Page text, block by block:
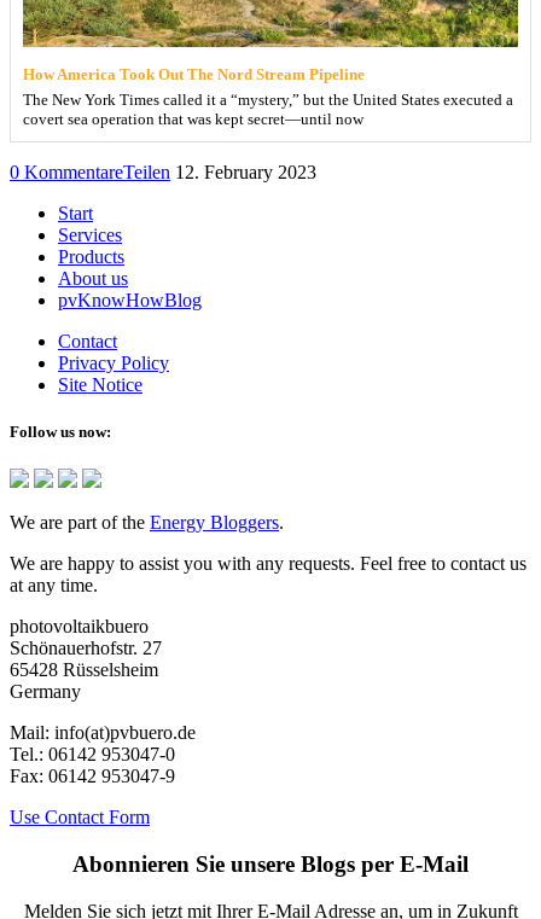
How America Took Out The Nord Stream Pipeline
The New York Times called it a “mystery,” but the United States executed a
covert sea operation that was kept secret—until now
0 KommentareTeilen 12. February 2023
Start
Services
Products
About us
pvKnowHowBlog
Contact
Privacy Policy
Site Notice
Follow us now:
We are part of the Energy Bloggers.
We are happy to assist you with any requests. Feel free to contact us
at any time.
photovoltaikbuero
Schönauerhofstr. 27
65428 Rüsselsheim
Germany
Mail: info(at)pvbuero.de
Tel.: 06142 953047-0
Fax: 06142 953047-9
Use Contact Form
Abonnieren Sie unsere Blogs per E-Mail
Melden Sie sich jetzt mit Ihrer E-Mail Adresse an, um in Zukunft